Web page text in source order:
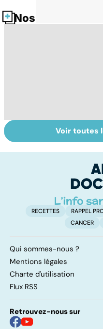
Nos fiches santé
Tout savoir sur
les infections
Voir toutes
RECETTES RAPPEL
CANCER
Qui sommes-nous ?
Mentions légales
Charte d'utilisation
Flux RSS
Retrouvez-nous sur